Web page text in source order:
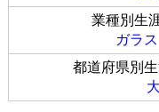
業種別生
ガラ
都道府県別